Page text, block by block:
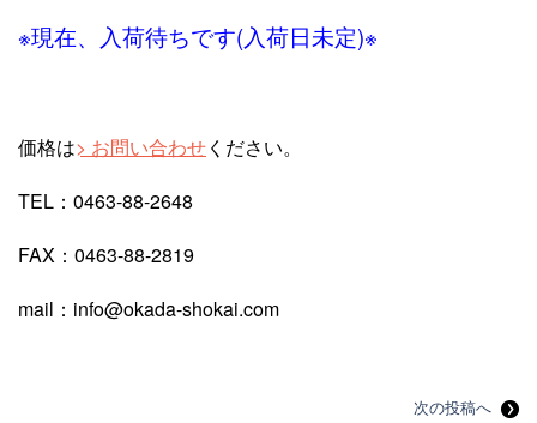
※現在、入荷待ちです(入荷日未定)※
価格は お問い合わせください。
TEL：0463-88-2648
FAX：0463-88-2819
mail：info@okada-shokai.com
次の投稿へ